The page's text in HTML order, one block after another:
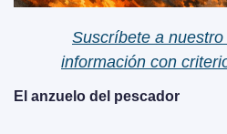
Suscríbete a
información con
El anzuelo del pescador